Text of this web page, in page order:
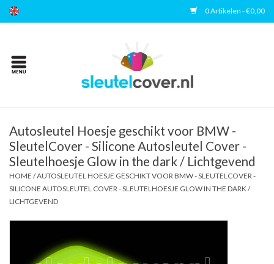
0 Artikelen - €0,00
Home
Accessoires
Veelgestelde vragen
Autosleutel Hoesje geschikt voor BMW -
SleutelCover - Silicone Autosleutel Cover -
Sleutelhoesje Glow in the dark / Lichtgevend
HOME /AUTOSLEUTEL HOESJE GESCHIKT VOOR BMW - SLEUTELCOVER -
SILICONE AUTOSLEUTEL COVER - SLEUTELHOESJE GLOW IN THE DARK /
LICHTGEVEND